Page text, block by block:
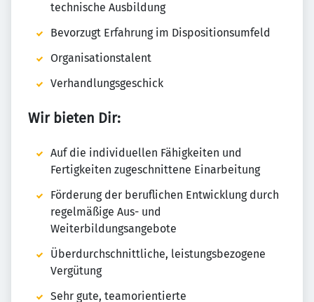
technische Ausbildung
Bevorzugt Erfahrung im Dispositionsumfeld
Organisationstalent
Verhandlungsgeschick
Wir bieten Dir:
Auf die individuellen Fähigkeiten und
Fertigkeiten zugeschnittene Einarbeitung
Förderung der beruflichen Entwicklung durch
regelmäßige Aus- und
Weiterbildungsangebote
Überdurchschnittliche, leistungsbezogene
Vergütung
Sehr gute, teamorientierte